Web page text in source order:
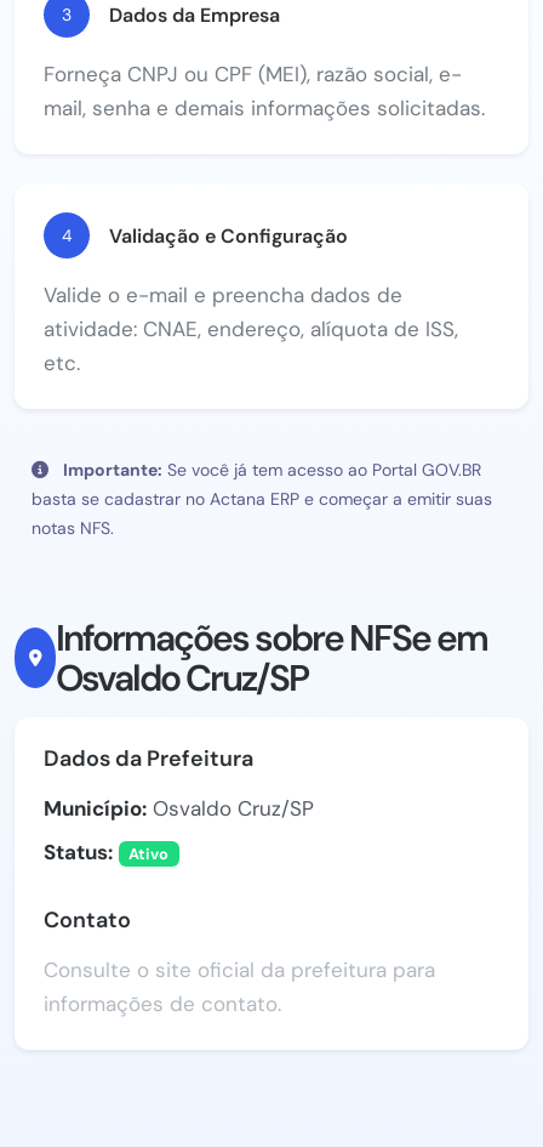
3 Dados da Empresa
Forneça CNPJ ou CPF (MEI), razão social, e-
mail, senha e demais informações solicitadas.
4 Validação e Configuração
Valide o e-mail e preencha dados de
atividade: CNAE, endereço, alíquota de ISS,
etc.
Importante: Se você já tem acesso ao Portal GOV.BR
basta se cadastrar no Actana ERP e começar a emitir suas
notas NFS.
Informações sobre NFSe em
Osvaldo Cruz/SP
Dados da Prefeitura
Município: Osvaldo Cruz/SP
Status:
Ativo
Contato
Consulte o site oficial da prefeitura para
informações de contato.